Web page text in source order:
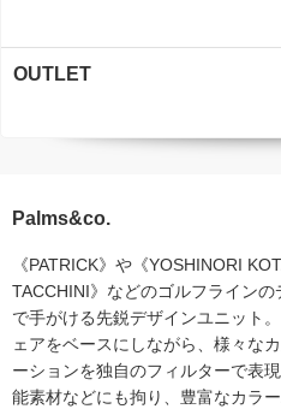
OUTLET
Palms&co.
《PATRICK》や《YOSHINORI
TACCHINI》などのゴルフライン
で手がける先鋭デザインユニット
ェアをベースにしながら、様々な
ーションを独自のフィルターで表
能素材などにも拘り、豊富なカラ